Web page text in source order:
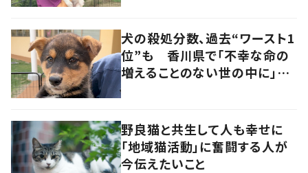
犬の殺処分数、過去“ワースト1
位”も 香川県で「不幸な命の
増えることのない世の中に」と
野良猫と共生して人も幸せに
「地域猫活動」に奮闘する人が
今伝えたいこと